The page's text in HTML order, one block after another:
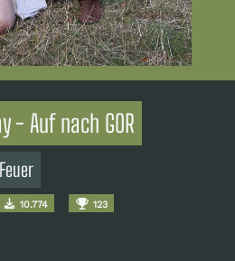
- Auf nach GOR
10.774 123